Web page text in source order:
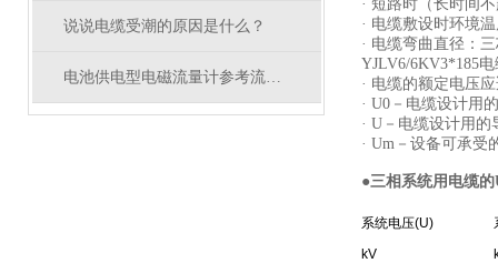
说说电缆受潮的原因是什么？
电池供电型电磁流量计参考流量范围
· 短路时（长时间
· 电缆敷设时环境
· 电缆弯曲直径：
YJLV6/6KV3*185
· 电缆的额定电压
· U0－电缆设计用
· U－电缆设计用
· Um－设备可承受
●三相系统用电缆
系统电压(U)
kV